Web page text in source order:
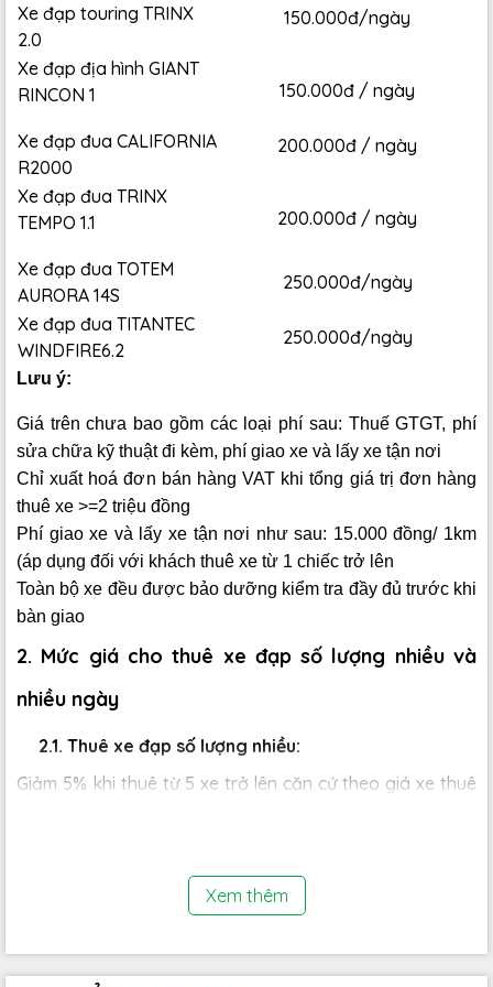
Xe đạp touring TRINX
2.0
150.000đ/ngày
Xe đạp địa hình GIANT
RINCON 1
150.000đ / ngày
Xe đạp đua CALIFORNIA
R2000
200.000đ / ngày
Xe đạp đua TRINX
TEMPO 1.1
200.000đ / ngày
Xe đạp đua TOTEM
AURORA 14S
250.000đ/ngày
Xe đạp đua TITANTEC
WINDFIRE6.2
250.000đ/ngày
Lưu ý:
Giá trên chưa bao gồm các loại phí sau: Thuế GTGT, phí
sửa chữa kỹ thuật đi kèm, phí giao xe và lấy xe tận nơi
Chỉ xuất hoá đơn bán hàng VAT khi tổng giá trị đơn hàng
thuê xe >=2 triệu đồng
Phí giao xe và lấy xe tận nơi như sau: 15.000 đồng/ 1km
(áp dụng đối với khách thuê xe từ 1 chiếc trở lên
Toàn bộ xe đều được bảo dưỡng kiểm tra đầy đủ trước khi
bàn giao
2. Mức giá cho thuê xe đạp số lượng nhiều và
nhiều ngày
2.1. Thuê xe đạp số lượng nhiều:
Giảm 5% khi thuê từ 5 xe trở lên căn cứ theo giá xe thuê
Giảm 15% khi thuê trên 15 xe căn cứ theo giá xe thuê của
2.2. Thuê xe đạp theo số ngày
Xem thêm